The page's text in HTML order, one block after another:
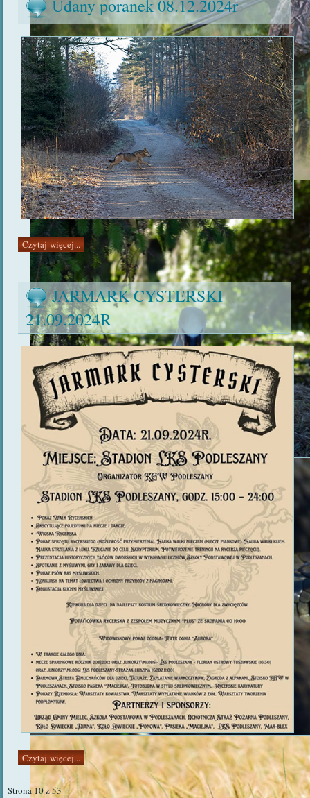
Udany poranek 08.12.2024r
Czytaj więcej...
JARMARK CYSTERSKI
21.09.2024R
Czytaj więcej...
Strona 10 z 53